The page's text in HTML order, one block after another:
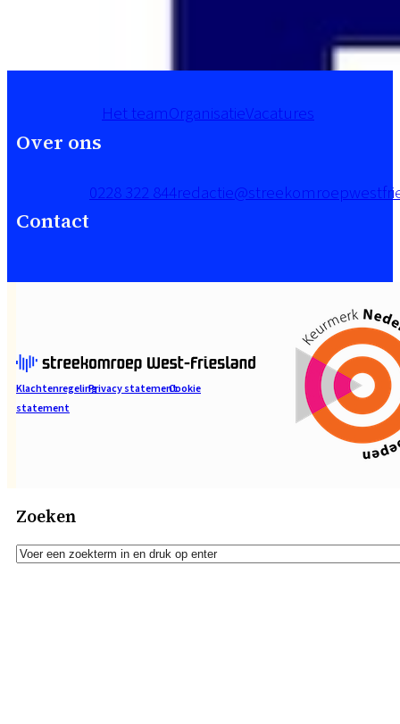
Over ons
Het teamOrganisatieVacatures
Contact
0228 322 844
KlachtenregelingPrivacy statementCookie
statement
Zoeken
Zoeken